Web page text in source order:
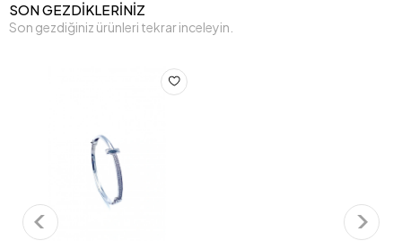
SON GEZDİKLERİNİZ
Son gezdiğiniz ürünleri tekrar inceleyin.